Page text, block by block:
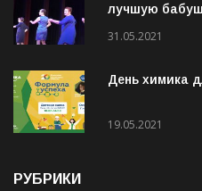
лучшую
31.05.2021
День химика
19.05.2021
РУБРИКИ